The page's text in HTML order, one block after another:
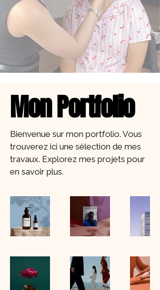
Mon Portfolio
Bienvenue sur mon portfolio. Vous
trouverez ici une sélection de mes
travaux. Explorez mes projets pour
en savoir plus.